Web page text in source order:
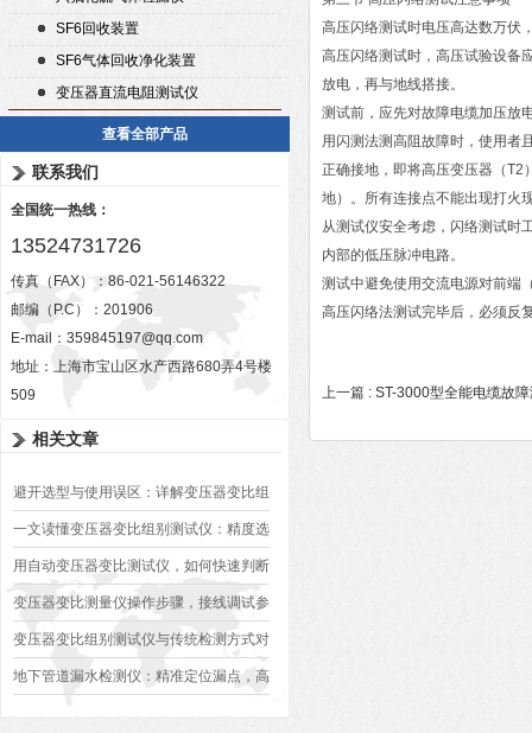
SF6回收装置
SF6气体回收净化装置
变压器直流电阻测试仪
查看全部产品
联系我们
全国统一热线：
13524731726
传真（FAX）：86-021-56146322
邮编（P.C）：201906
E-mail： 359845197@qq.com
地址：上海市宝山区水产西路680弄4号楼
509
相关文章
避开选型与使用误区：详解变压器变比组
别测试仪的日常校准方法、常见组别识别
异常排查方案
一文读懂变压器变比组别测试仪：精度选
型、接线规范、报告生成全流程标准化操
作指南
用自动变压器变比测试仪，如何快速判断
变压器是否合格？
变压器变比测量仪操作步骤，接线调试参
数设定变比测试数据保存使用教程
变压器变比组别测试仪与传统检测方式对
比：精度、速度与安全性深度分析
地下管道漏水检测仪：精准定位漏点，高
高压闪络测试时电压高达数万伏
高压闪络测试时，高压试验设备
放电，再与地线搭接。
测试前，应先对故障电缆加压放
用闪测法测高阻故障时，使用者
正确接地，即将高压变压器（T2
地）。所有连接点不能出现打火
从测试仪安全考虑，闪络测试时
内部的低压脉冲电路。
测试中避免使用交流电源对前端
高压闪络法测试完毕后，必须反
上一篇 : ST-3000型全能电缆故